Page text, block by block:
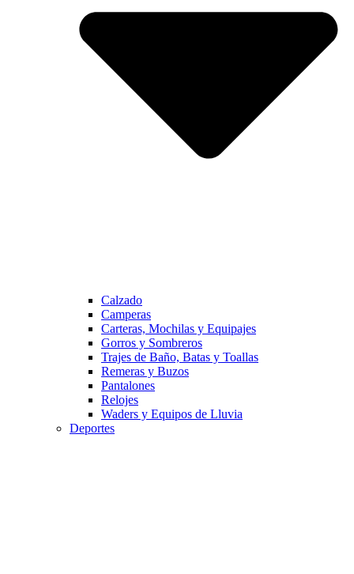
Calzado
Camperas
Carteras, Mochilas y Equipajes
Gorros y Sombreros
Trajes de Baño, Batas y Toallas
Remeras y Buzos
Pantalones
Relojes
Waders y Equipos de Lluvia
Deportes